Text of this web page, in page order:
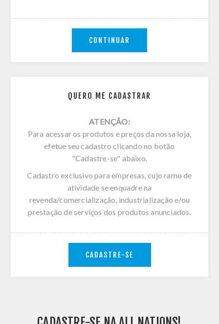
QUERO ME CADASTRAR
ATENÇÃO:
Para acessar os produtos e preços da nossa loja,
efetue seu cadastro clicando no botão
"Cadastre-se" abaixo.
Cadastro exclusivo para empresas, cujo ramo de
atividade se enquadre na
revenda/comercialização, industrialização e/ou
prestação de serviços dos produtos anunciados.
CADASTRE-SE
CONTINUAR